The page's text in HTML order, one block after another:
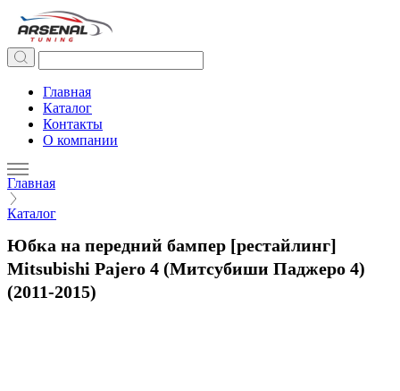
Главная
Каталог
Контакты
О компании
Главная
Каталог
Юбка на передний бампер [рестайлинг]
Mitsubishi Pajero 4 (Митсубиши Паджеро 4)
(2011-2015)